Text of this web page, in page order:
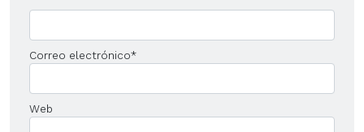
Correo electrónico*
Web